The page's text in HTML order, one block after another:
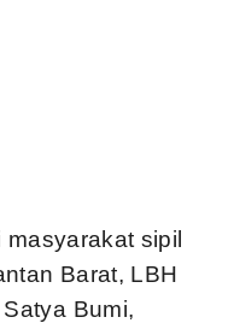
sipil
Barat, LBH
Bumi,